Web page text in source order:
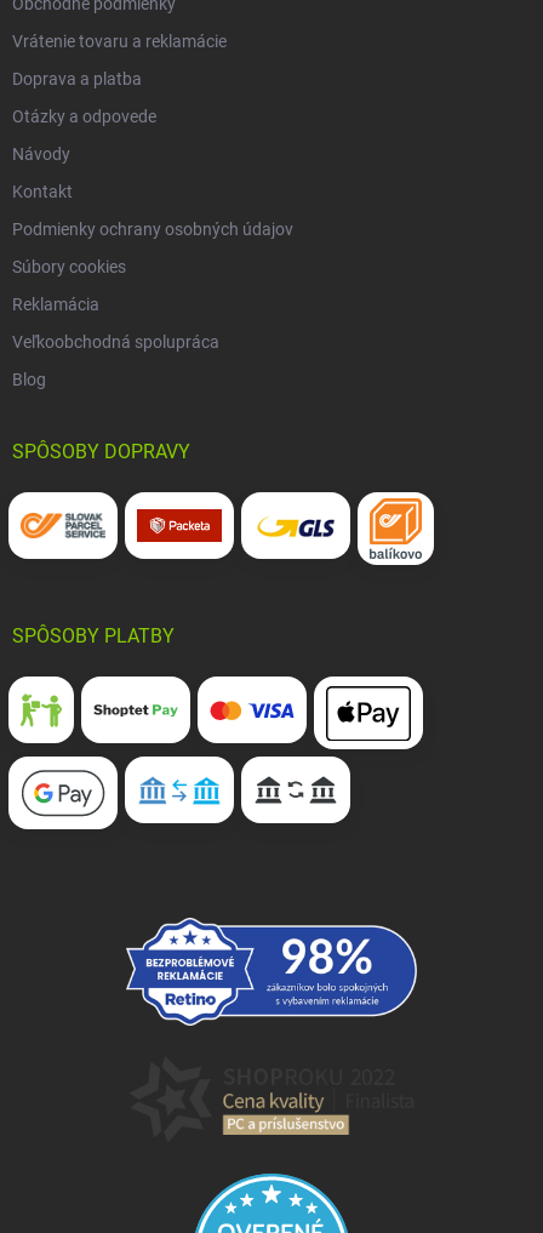
Obchodné podmienky
Vrátenie tovaru a reklamácie
Doprava a platba
Otázky a odpovede
Návody
Kontakt
Podmienky ochrany osobných údajov
Súbory cookies
Reklamácia
Veľkoobchodná spolupráca
Blog
SPÔSOBY DOPRAVY
SPÔSOBY PLATBY